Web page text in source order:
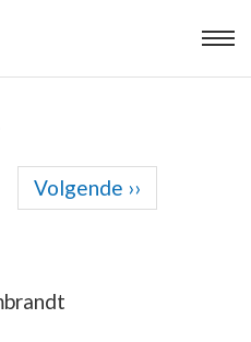
Paginering
Volgende ››